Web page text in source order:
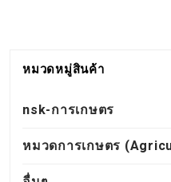
หมวดหมู่สินค้า
nsk-การเกษตร
หมวดการเกษตร